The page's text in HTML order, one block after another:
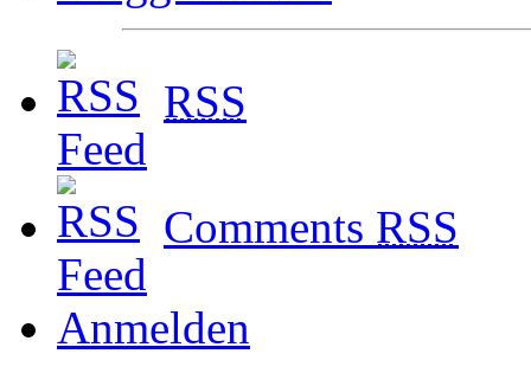
RSS
Comments RSS
Anmelden